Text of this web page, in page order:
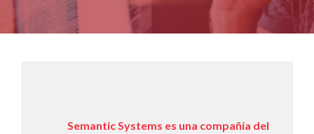
Semantic Systems es una compañía del